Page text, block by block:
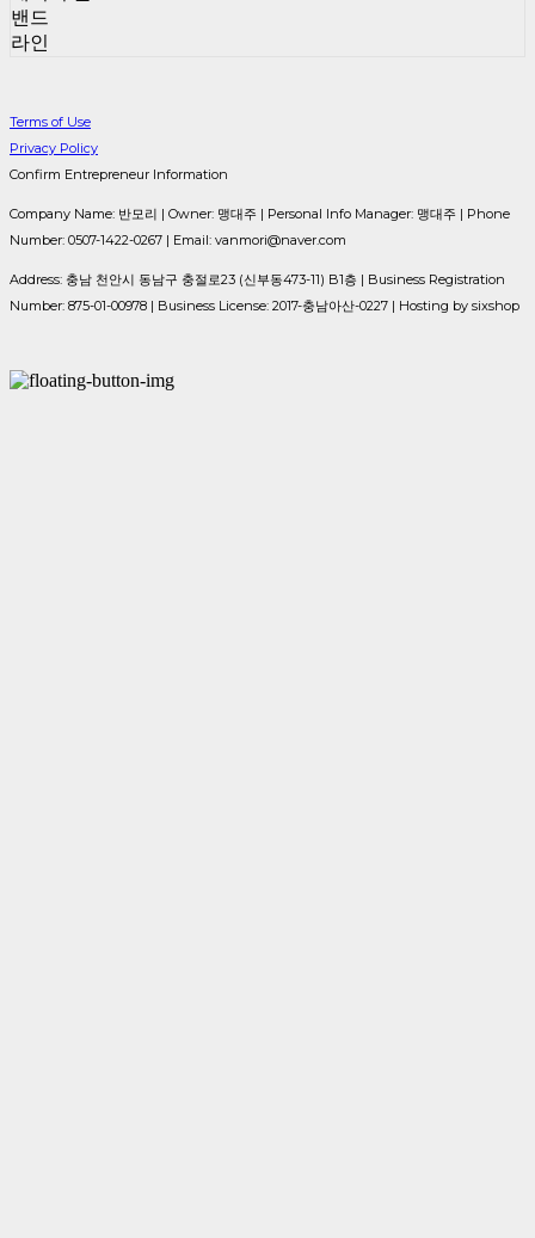
밴드
라인
Terms of Use
Privacy Policy
Confirm Entrepreneur Information
Company Name: 반모리 | Owner: 맹대주 | Personal Info Manager: 맹대주 | Phone
Number: 0507-1422-0267 | Email: vanmori@naver.com
Address: 충남 천안시 동남구 충절로23 (신부동473-11) B1층 | Business Registration
Number: 875-01-00978 | Business License: 2017-충남아산-0227 | Hosting by sixshop